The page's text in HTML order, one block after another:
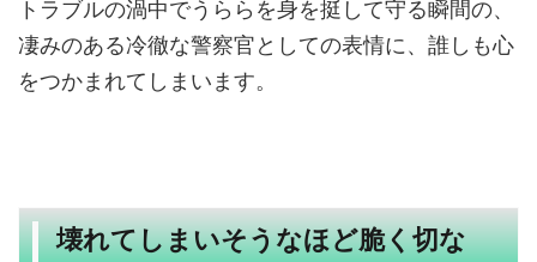
トラブルの渦中でうららを身を挺して守る瞬間の、
凄みのある冷徹な警察官としての表情に、誰しも心
をつかまれてしまいます。
壊れてしまいそうなほど脆く切な